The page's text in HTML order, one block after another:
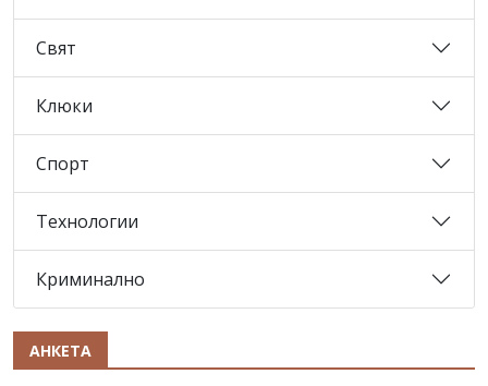
Свят
Клюки
Спорт
Технологии
Криминално
АНКЕТА